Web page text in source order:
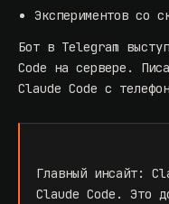
Экспериментов со
Бот в Telegram
Code на сервере.
Claude Code с
Главный инсайт:
Claude Code. Это